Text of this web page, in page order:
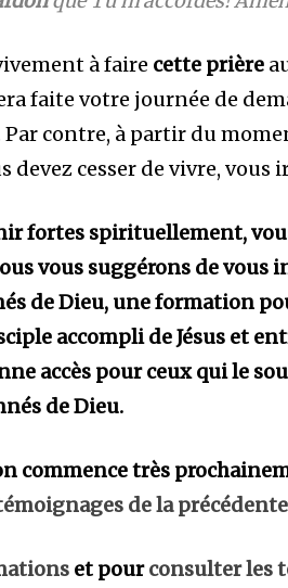
à faire cette prière
faite votre journée de
contre, à partir du
devez cesser de vivre, vous
fortes spirituellement,
vous suggérons de
de Dieu, une formation
accompli de Jésus et
accès pour ceux qui le
de Dieu.
commence très
de la
et pourconsulter les